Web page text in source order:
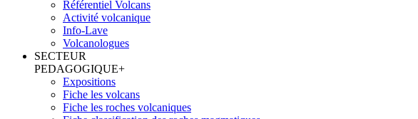
Référentiel Volcans
Activité volcanique
Info-Lave
Volcanologues
SECTEUR
PEDAGOGIQUE+
Expositions
Fiche les volcans
Fiche les roches volcaniques